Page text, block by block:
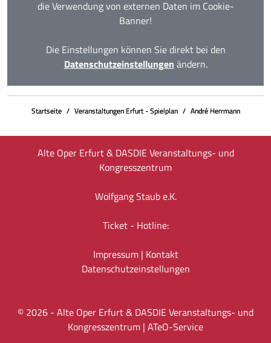
die Verwendung von externen Daten im Cookie-
Banner!
Die Einstellungen können Sie direkt bei den
Datenschutzeinstellungen ändern.
Startseite Veranstaltungen Erfurt - Spielplan André Herrmann
Alte Oper Erfurt & DASDIE Veranstaltungs- und
Kongresszentrum
Wolfgang Staub e.K.
Ticket - Hotline:
Impressum| Kontakt
Datenschutz­einstellungen
© 2026 - Alte Oper Erfurt & DASDIE Veranstaltungs- und
Kongresszentrum | ATeO-Service